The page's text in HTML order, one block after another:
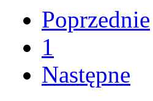
Poprzednie
1
Następne